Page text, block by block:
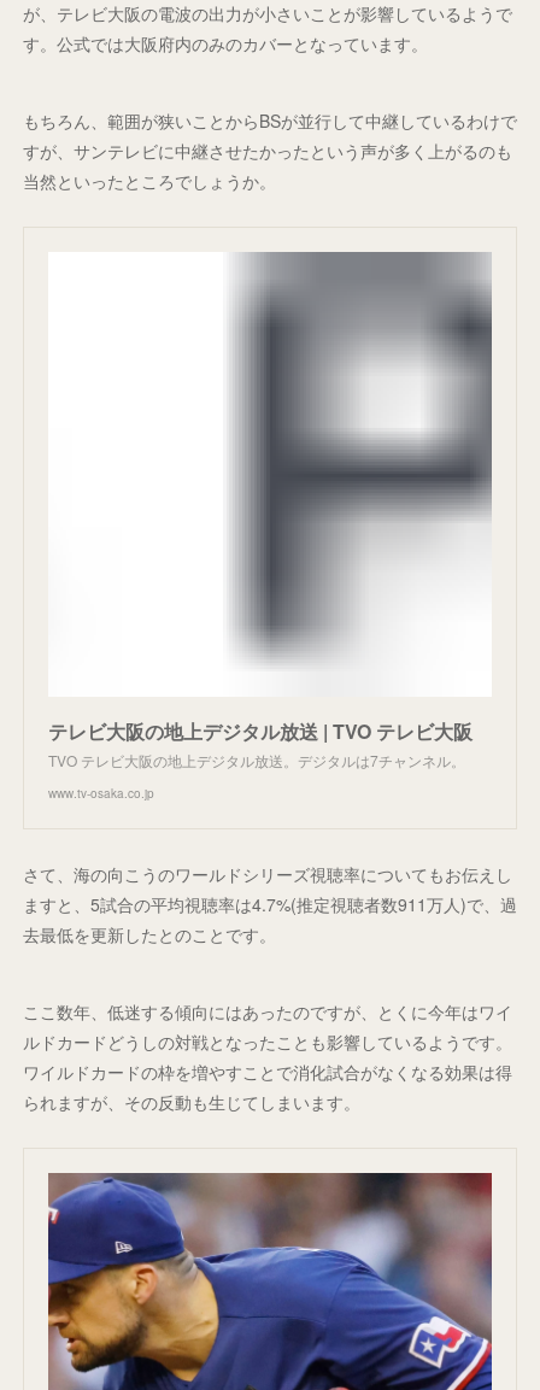
が、テレビ大阪の電波の出力が小さいことが影響しているようで
す。公式では大阪府内のみのカバーとなっています。
もちろん、範囲が狭いことからBSが並行して中継しているわけで
すが、サンテレビに中継させたかったという声が多く上がるのも
当然といったところでしょうか。
テレビ大阪の地上デジタル放送 | TVO テレビ大阪
TVO テレビ大阪の地上デジタル放送。デジタルは7チャンネル。
www.tv-osaka.co.jp
さて、海の向こうのワールドシリーズ視聴率についてもお伝えし
ますと、5試合の平均視聴率は4.7%(推定視聴者数911万人)で、過
去最低を更新したとのことです。
ここ数年、低迷する傾向にはあったのですが、とくに今年はワイ
ルドカードどうしの対戦となったことも影響しているようです。
ワイルドカードの枠を増やすことで消化試合がなくなる効果は得
られますが、その反動も生じてしまいます。